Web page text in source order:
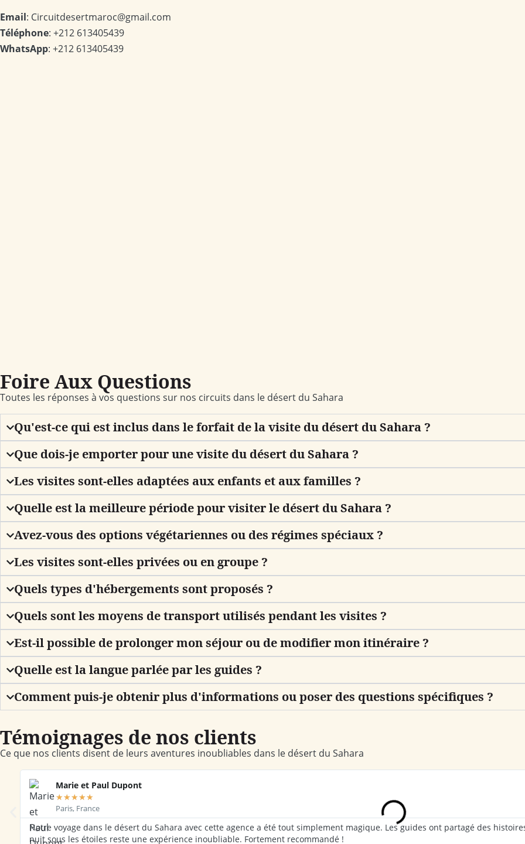
Email: Circuitdesertmaroc@gmail.com
Téléphone: +212 613405439
WhatsApp: +212 613405439
Foire Aux Questions
Toutes les réponses à vos questions sur nos circuits dans le désert du Sahara
Qu'est-ce qui est inclus dans le forfait de la visite du désert du Sahara ?
Que dois-je emporter pour une visite du désert du Sahara ?
Les visites sont-elles adaptées aux enfants et aux familles ?
Quelle est la meilleure période pour visiter le désert du Sahara ?
Avez-vous des options végétariennes ou des régimes spéciaux ?
Les visites sont-elles privées ou en groupe ?
Quels types d'hébergements sont proposés ?
Quels sont les moyens de transport utilisés pendant les visites ?
Est-il possible de prolonger mon séjour ou de modifier mon itinéraire ?
Quelle est la langue parlée par les guides ?
Comment puis-je obtenir plus d'informations ou poser des questions spécifiques ?
Témoignages de nos clients
Ce que nos clients disent de leurs aventures inoubliables dans le désert du Sahara
Marie et Paul Dupont
★★★★★
Paris, France
Notre voyage dans le désert du Sahara avec cette agence a été tout simplement magique. Les guides ont partagé des
nuit sous les étoiles reste une expérience inoubliable. Fortement recommandé !